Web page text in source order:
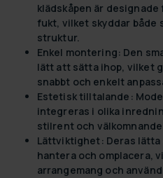
klädskåpen är
fukt, vilket skyddar både
struktur.
Enkel montering: Den
lätt att sätta ihop, vilket
snabbt och enkelt
Estetisk tilltalande:
integreras i olika
stilrent och
Lättviktighet: Deras
hantera och omplacera,
arrangemang och